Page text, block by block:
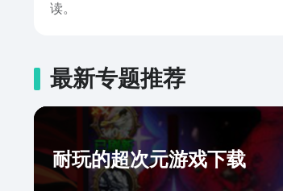
读。
最新专题推荐
耐玩的超次元游戏下载